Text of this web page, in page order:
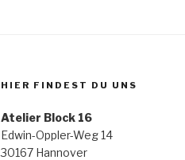
HIER FINDEST DU UNS
Atelier Block 16
Edwin-Oppler-Weg 14
30167 Hannover